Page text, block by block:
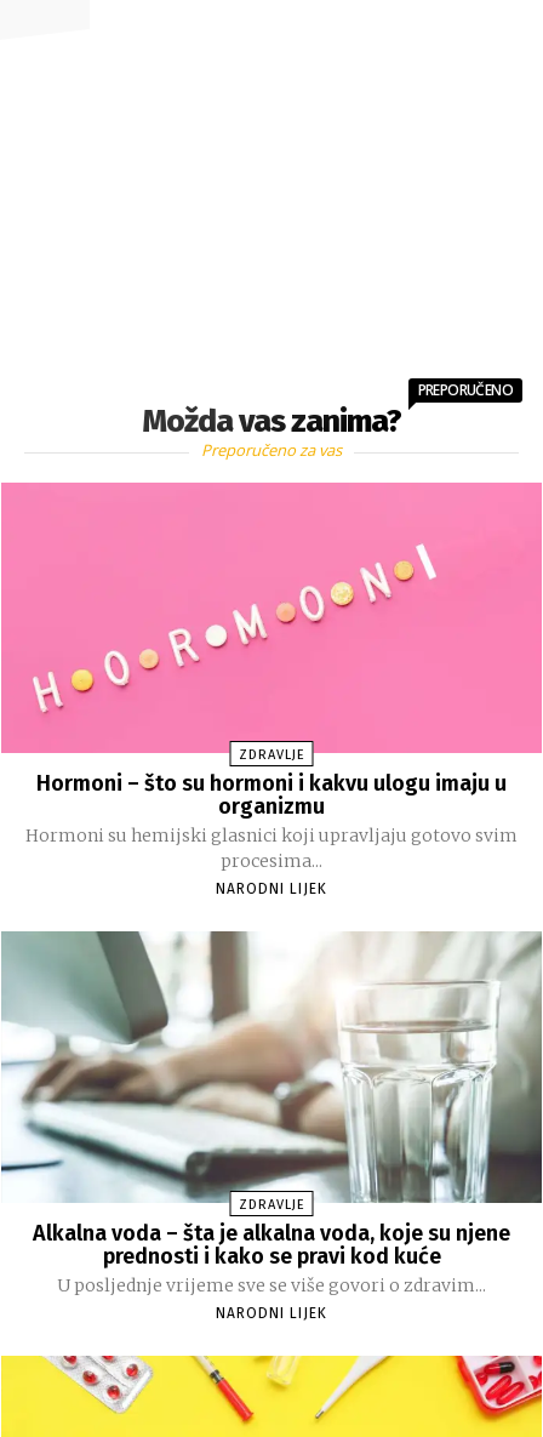
Možda vas zanima?
PREPORUČENO
Preporučeno za vas
ZDRAVLJE
Hormoni – što su hormoni i kakvu ulogu imaju u
organizmu
Hormoni su hemijski glasnici koji upravljaju gotovo svim
procesima...
NARODNI LIJEK
ZDRAVLJE
Alkalna voda – šta je alkalna voda, koje su njene
prednosti i kako se pravi kod kuće
U posljednje vrijeme sve se više govori o zdravim...
NARODNI LIJEK